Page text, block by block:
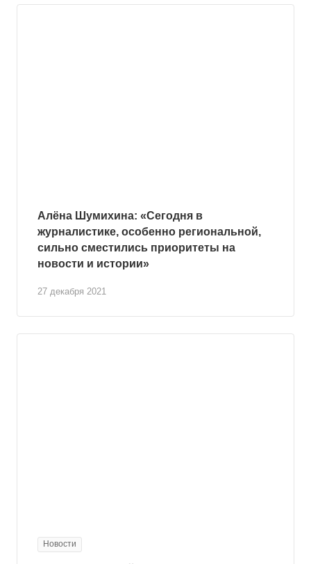
27 декабря 2021
Алёна Шумихина: «Сегодня в
журналистике, особенно региональной,
сильно сместились приоритеты на
новости и истории»
Новости